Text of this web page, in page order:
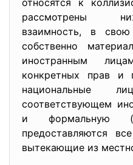
относятся к
рассмотрены
взаимность, в
собственно
иностранным
конкретных прав и
национальные
соответствующем
и формальную
предоставляются
вытекающие из